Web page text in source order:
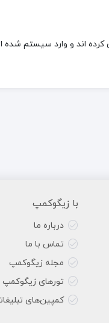
اند و وارد سیستم شده
با زیگوکمپ
درباره ما
تماس با ما
مجله زیگوکمپ
تورهای زیگوکمپ
کمپین‌های